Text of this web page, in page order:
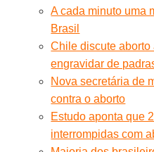
A cada minuto uma
Brasil
Chile discute
engravidar de
Nova secretária de
contra o aborto
Estudo aponta que
interrompidas com